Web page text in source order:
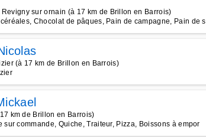
sur ornain (à 17 km de Brillon en Barrois)
Chocolat de pâques, Pain de campagne, Pain de s
(à 17 km de Brillon en Barrois)
km de Brillon en Barrois)
commande, Quiche, Traiteur, Pizza, Boissons à empor